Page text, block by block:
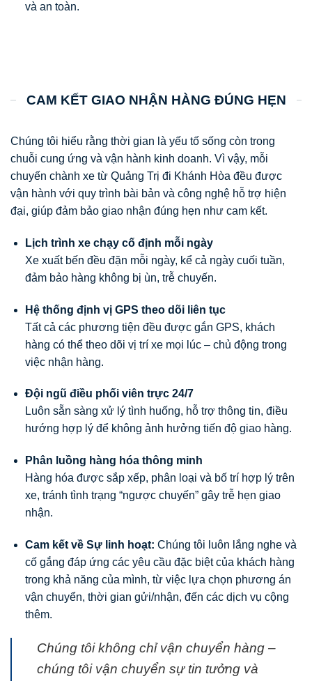
và an toàn.
CAM KẾT GIAO NHẬN HÀNG ĐÚNG HẸN
Chúng tôi hiểu rằng thời gian là yếu tố sống còn trong
chuỗi cung ứng và vận hành kinh doanh. Vì vậy, mỗi
chuyến chành xe từ Quảng Trị đi Khánh Hòa đều được
vận hành với quy trình bài bản và công nghệ hỗ trợ hiện
đại, giúp đảm bảo giao nhận đúng hẹn như cam kết.
Lịch trình xe chạy cố định mỗi ngày
Xe xuất bến đều đặn mỗi ngày, kể cả ngày cuối tuần,
đảm bảo hàng không bị ùn, trễ chuyến.
Hệ thống định vị GPS theo dõi liên tục
Tất cả các phương tiện đều được gắn GPS, khách
hàng có thể theo dõi vị trí xe mọi lúc – chủ động trong
việc nhận hàng.
Đội ngũ điều phối viên trực 24/7
Luôn sẵn sàng xử lý tình huống, hỗ trợ thông tin, điều
hướng hợp lý để không ảnh hưởng tiến độ giao hàng.
Phân luồng hàng hóa thông minh
Hàng hóa được sắp xếp, phân loại và bố trí hợp lý trên
xe, tránh tình trạng “ngược chuyến” gây trễ hẹn giao
nhận.
Cam kết về Sự linh hoạt: Chúng tôi luôn lắng nghe và
cố gắng đáp ứng các yêu cầu đặc biệt của khách hàng
trong khả năng của mình, từ việc lựa chọn phương án
vận chuyển, thời gian gửi/nhận, đến các dịch vụ cộng
thêm.
Chúng tôi không chỉ vận chuyển hàng –
chúng tôi vận chuyển sự tin tưởng và